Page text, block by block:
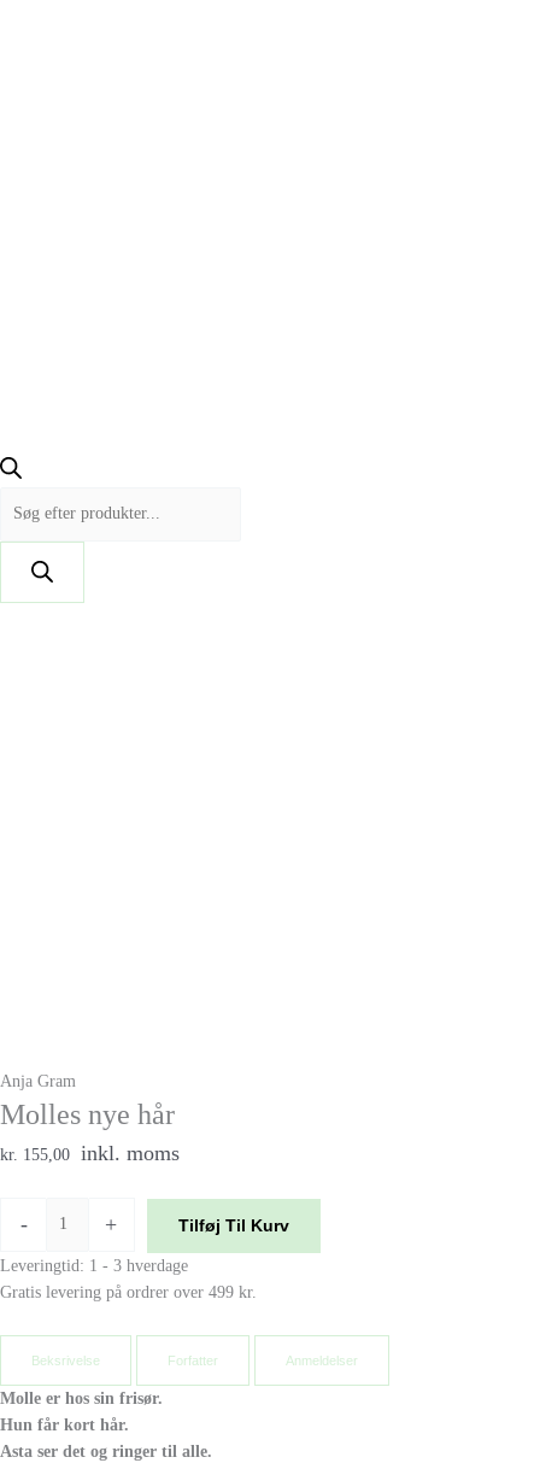
Anja Gram
Molles nye hår
kr. 155,00 inkl. moms
- + Tilføj Til Kurv
Leveringtid: 1 - 3 hverdage
Gratis levering på ordrer over 499 kr.
Beksrivelse Forfatter Anmeldelser
Molle er hos sin frisør.
Hun får kort hår.
Asta ser det og ringer til alle.